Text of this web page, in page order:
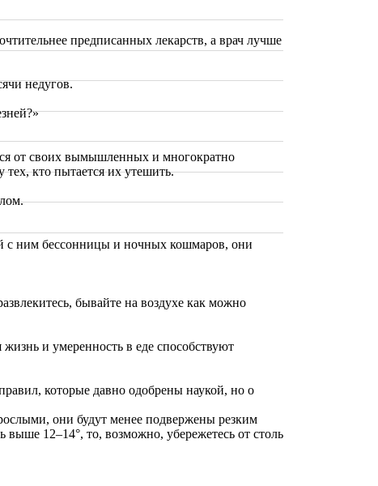
предписанных лекарств, а врач лучше
недугов.
от своих вымышленных и многократно
кто пытается их утешить.
с ним бессонницы и ночных кошмаров, они
бывайте на воздухе как можно
и умеренность в еде способствуют
которые давно одобрены наукой, но о
они будут менее подвержены резким
12–14°, то, возможно, убережетесь от столь